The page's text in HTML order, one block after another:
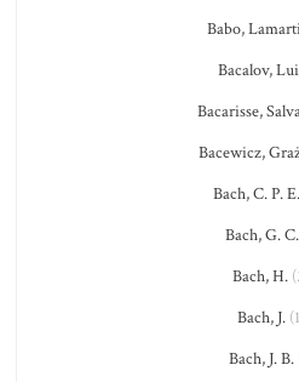
Babo,
Bacalov,
Bacarisse,
Bacewicz,
Bach, C. P. E.
Bach, G. C.
Bach, H.
Bach, J.
Bach, J. B.